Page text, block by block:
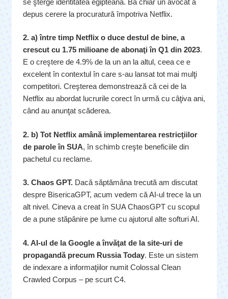
depus cerere la procuratură împotriva Netflix.
2. a) între timp Netflix o duce destul de bine, a
crescut cu 1.75 milioane de abonaţi în Q1 din 2023.
E o creştere de 4.9% de la un an la altul, ceea ce e
excelent în contextul în care s-au lansat tot mai mulţi
competitori. Creşterea demonstrează că cei de la
Netflix au abordat lucrurile corect în urmă cu câţiva ani,
când au anunţat scăderea.
2. b) Tot Netflix amână implementarea restricţiilor
de parole în SUA, în schimb creşte beneficiile din
pachetul cu reclame.
3. Chaos GPT. Dacă săptămâna trecută am discutat
despre BisericaGPT, acum vedem că AI-ul trece la un
alt nivel. Cineva a creat în SUA ChaosGPT cu scopul
de a pune stăpânire pe lume cu ajutorul alte softuri AI.
4. AI-ul de la Google a învăţat de la site-uri de
propagandă precum Russia Today. Este un sistem
de indexare a informaţiilor numit Colossal Clean
Crawled Corpus – pe scurt C4.